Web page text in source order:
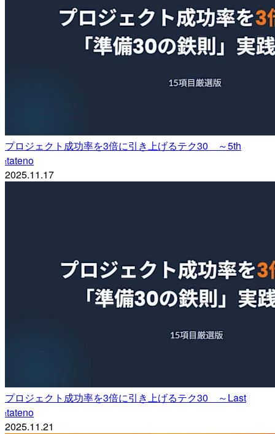
プロジェクト成功率を3倍に引き上げるテク30 ～5th
ttateno
2025.11.17
プロジェクト成功率を3倍に引き上げるテク30 ～Last
ttateno
2025.11.21